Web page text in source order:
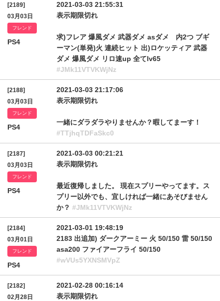
[2189]
03月03日
フレンド
PS4
2021-03-03 21:55:31
表示期限切れ
求)フレア 爆風ダメ 武器ダメ asダメ 内2つ ブギ
ーマン(単発)火 連続ヒット 出)ロケッティア 武器
ダメ 爆風ダメ リロ速up 全てlv65
#JMk11VTVKWjNz
[2188]
03月03日
フレンド
PS4
2021-03-03 21:17:06
表示期限切れ
一緒にダラダラやりませんか？暇してまーす！
#TTjhqTDFaSkc0
[2187]
03月03日
フレンド
PS4
2021-03-03 00:21:21
表示期限切れ
最近復帰しました。 現在スプリーやってます。ス
プリー以外でも、宜しければ一緒にあそびません
か？ #JMk11VTVKWjNz
[2184]
03月01日
フレンド
PS4
2021-03-01 19:48:19
2183 出追加) ダークアーミー 火 50/150 雷 50/150
asa200 ファイアーフライ 50/150
#wVUs5YXNSMVpZ
[2182]
02月28日
2021-02-28 00:16:14
表示期限切れ